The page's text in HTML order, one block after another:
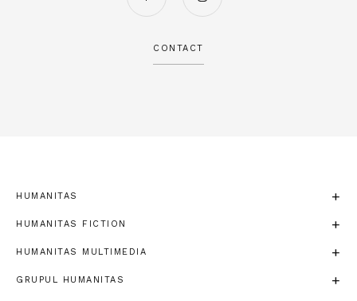
CONTACT
HUMANITAS
HUMANITAS FICTION
HUMANITAS MULTIMEDIA
GRUPUL HUMANITAS